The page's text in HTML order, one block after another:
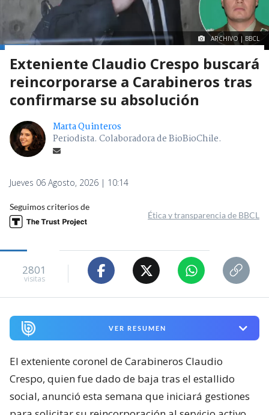
ARCHIVO | BBCL
Exteniente Claudio Crespo buscará
reincorporarse a Carabineros tras
confirmarse su absolución
Marta Quinteros
Periodista. Colaboradora de BioBioChile.
Jueves 06 Agosto, 2026 | 10:14
Seguimos criterios de
Ética y transparencia de BBCL
2801
visitas
VER RESUMEN
El exteniente coronel de Carabineros Claudio
Crespo, quien fue dado de baja tras el estallido
social, anunció esta semana que iniciará gestiones